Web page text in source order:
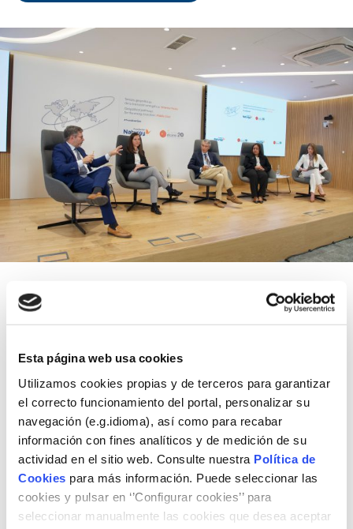
Esta página web usa cookies
Utilizamos cookies propias y de terceros para garantizar
el correcto funcionamiento del portal, personalizar su
navegación (e.g.idioma), así como para recabar
información con fines analíticos y de medición de su
actividad en el sitio web. Consulte nuestra Política de
Cookies para más información. Puede seleccionar las
cookies y pulsar en ‘’Configurar cookies’’ para
seleccionar manualmente las cookies que desea aceptar
Sesiones completas
Políticas industriales y comerciales en
China, UE y EE.UU.
11 de junio de 2025